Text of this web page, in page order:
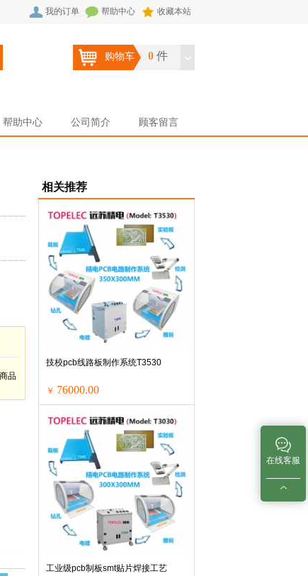
我的订单 帮助中心 收藏本站
购物车 0 件
帮助中心 公司简介 顾客留言
品
相关推荐
技校pcb线路板制作系统T3530
￥ 76000.00
工业级pcb制板smt贴片焊接工艺
在线客服